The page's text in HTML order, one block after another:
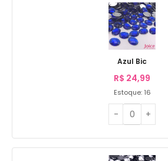
Azul Bic
R$ 24,99
Estoque: 16